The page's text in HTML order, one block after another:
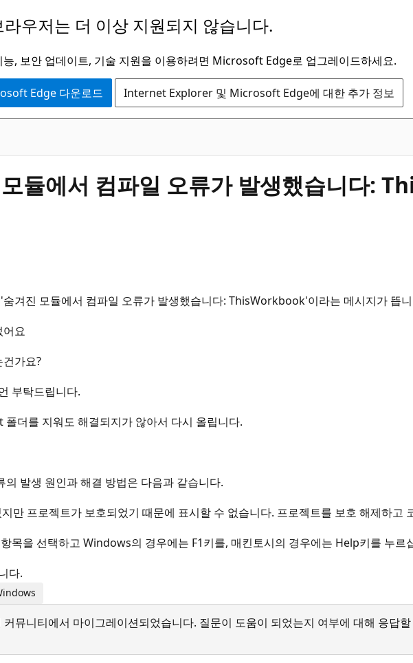
라우저는 더 이상 지원되지 않습니다.
능, 보안 업데이트, 기술 지원을 이용하려면 Microsoft Edge로 업그레이드하세요.
Edge 다운로드 Internet Explorer 및 Microsoft Edge에 대한 추가 정보
듈에서 컴파일 오류가 발생했습니다:
겨진 모듈에서 컴파일 오류가 발생했습니다: ThisWorkbook'이라는 메시지가 뜹
어요
가요?
부탁드립니다.
더를 지워도 해결되지가 않아서 다시 올립니다.
발생 원인과 해결 방법은 다음과 같습니다.
만 프로젝트가 보호되었기 때문에 표시할 수 없습니다. 프로젝트를 보호 해제하고
목을 선택하고 Windows의 경우에는 F1키를, 매킨토시의 경우에는 Help키를 누르
다.
뮤니티에서 마이그레이션되었습니다. 질문이 도움이 되었는지 여부에 대해 응답